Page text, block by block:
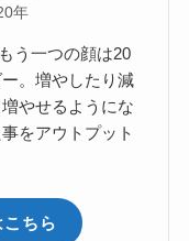
年
う一つの顔は20
。増やしたり減
やせるようにな
をアウトプット
ちら